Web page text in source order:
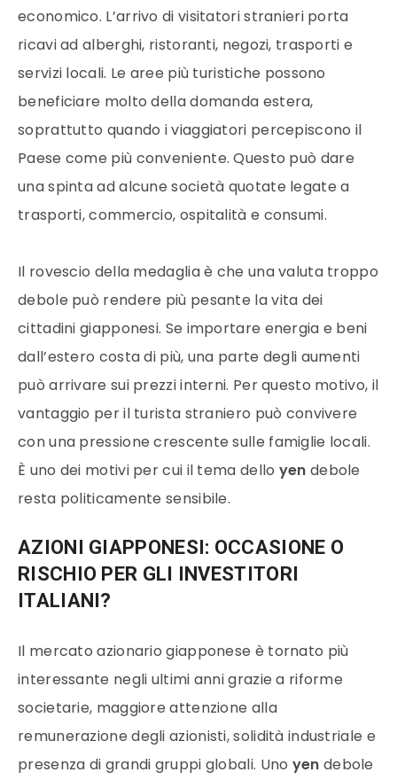
economico. L’arrivo di visitatori stranieri porta
ricavi ad alberghi, ristoranti, negozi, trasporti e
servizi locali. Le aree più turistiche possono
beneficiare molto della domanda estera,
soprattutto quando i viaggiatori percepiscono il
Paese come più conveniente. Questo può dare
una spinta ad alcune società quotate legate a
trasporti, commercio, ospitalità e consumi.
Il rovescio della medaglia è che una valuta troppo
debole può rendere più pesante la vita dei
cittadini giapponesi. Se importare energia e beni
dall’estero costa di più, una parte degli aumenti
può arrivare sui prezzi interni. Per questo motivo, il
vantaggio per il turista straniero può convivere
con una pressione crescente sulle famiglie locali.
È uno dei motivi per cui il tema dello yen debole
resta politicamente sensibile.
AZIONI GIAPPONESI: OCCASIONE O
RISCHIO PER GLI INVESTITORI
ITALIANI?
Il mercato azionario giapponese è tornato più
interessante negli ultimi anni grazie a riforme
societarie, maggiore attenzione alla
remunerazione degli azionisti, solidità industriale e
presenza di grandi gruppi globali. Uno yen debole